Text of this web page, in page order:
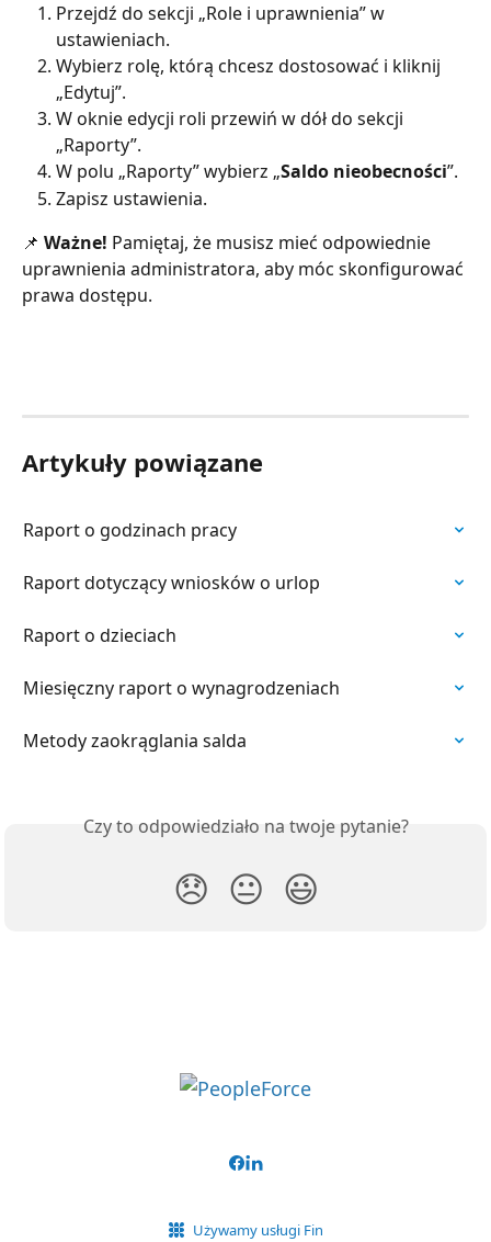
Przejdź do sekcji „Role i uprawnienia” w
ustawieniach.
Wybierz rolę, którą chcesz dostosować i kliknij
„Edytuj”.
W oknie edycji roli przewiń w dół do sekcji
„Raporty”.
W polu „Raporty” wybierz „Saldo nieobecności”.
Zapisz ustawienia.
📌 Ważne! Pamiętaj, że musisz mieć odpowiednie
uprawnienia administratora, aby móc skonfigurować
prawa dostępu.
Artykuły powiązane
Raport o godzinach pracy
Raport dotyczący wniosków o urlop
Raport o dzieciach
Miesięczny raport o wynagrodzeniach
Metody zaokrąglania salda
Czy to odpowiedziało na twoje pytanie?
😞 😐 😃
Używamy usługi Fin